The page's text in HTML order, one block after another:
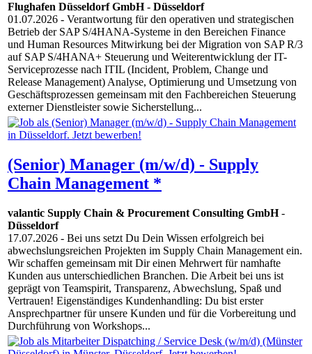
Flughafen Düsseldorf GmbH- Düsseldorf
01.07.2026 - Verantwortung für den operativen und strategischen
Betrieb der SAP S/4HANA-Systeme in den Bereichen Finance
und Human Resources Mitwirkung bei der Migration von SAP R/3
auf SAP S/4HANA+ Steuerung und Weiterentwicklung der IT-
Serviceprozesse nach ITIL (Incident, Problem, Change und
Release Management) Analyse, Optimierung und Umsetzung von
Geschäftsprozessen gemeinsam mit den Fachbereichen Steuerung
externer Dienstleister sowie Sicherstellung...
(Senior) Manager (m/w/d) - Supply
Chain Management *
valantic Supply Chain & Procurement Consulting GmbH-
Düsseldorf
17.07.2026 - Bei uns setzt Du Dein Wissen erfolgreich bei
abwechslungsreichen Projekten im Supply Chain Management ein.
Wir schaffen gemeinsam mit Dir einen Mehrwert für namhafte
Kunden aus unterschiedlichen Branchen. Die Arbeit bei uns ist
geprägt von Teamspirit, Transparenz, Abwechslung, Spaß und
Vertrauen! Eigenständiges Kundenhandling: Du bist erster
Ansprechpartner für unsere Kunden und für die Vorbereitung und
Durchführung von Workshops...